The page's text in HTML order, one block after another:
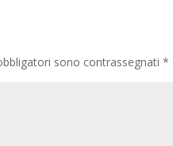
sono contrassegnati*